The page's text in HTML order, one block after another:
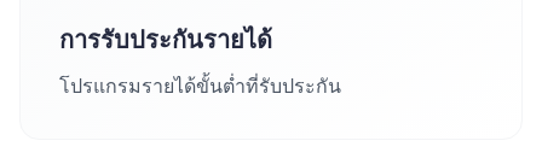
การรับประกันรายได้
โปรแกรมรายได้ขั้นต่ำที่รับประกัน